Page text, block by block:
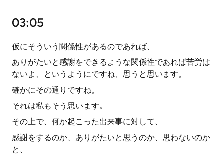
03:05
仮にそういう関係性があるのであれば、
ありがたいと感謝をできるような関係性であれば苦労は
ないよ、というようにですね、思うと思います。
確かにその通りですね。
それは私もそう思います。
その上で、何か起こった出来事に対して、
感謝をするのか、ありがたいと思うのか、思わないのか
と、